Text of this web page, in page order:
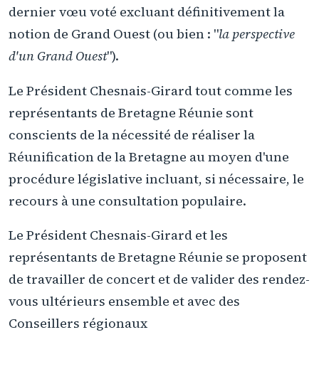
dernier vœu voté excluant définitivement la
notion de Grand Ouest (ou bien : "la perspective
d'un Grand Ouest").
Le Président Chesnais-Girard tout comme les
représentants de Bretagne Réunie sont
conscients de la nécessité de réaliser la
Réunification de la Bretagne au moyen d'une
procédure législative incluant, si nécessaire, le
recours à une consultation populaire.
Le Président Chesnais-Girard et les
représentants de Bretagne Réunie se proposent
de travailler de concert et de valider des rendez-
vous ultérieurs ensemble et avec des
Conseillers régionaux